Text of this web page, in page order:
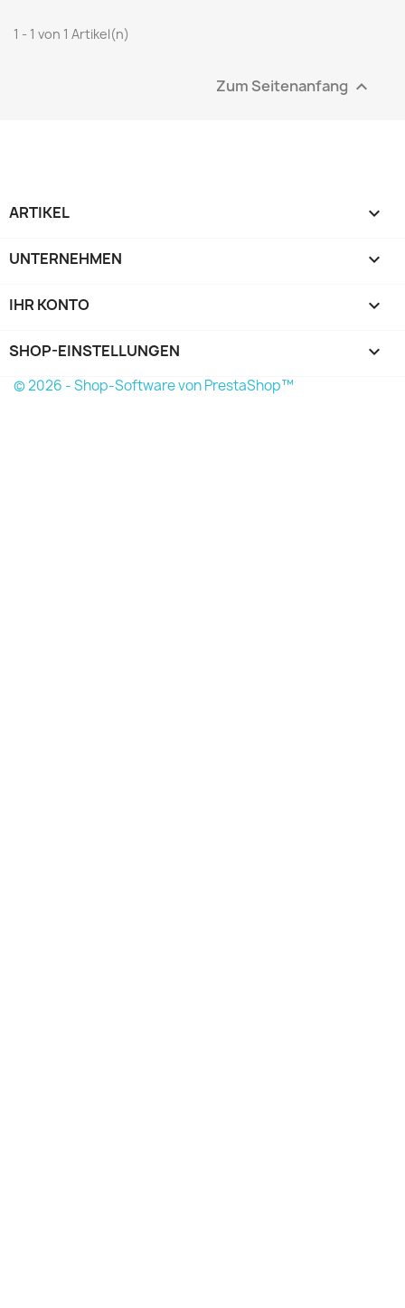
1 - 1 von 1 Artikel(n)
Zum Seitenanfang 
ARTIKEL 
UNTERNEHMEN 
IHR KONTO 
SHOP-EINSTELLUNGEN keyboard_arrow_down
© 2026 - Shop-Software von PrestaShop™